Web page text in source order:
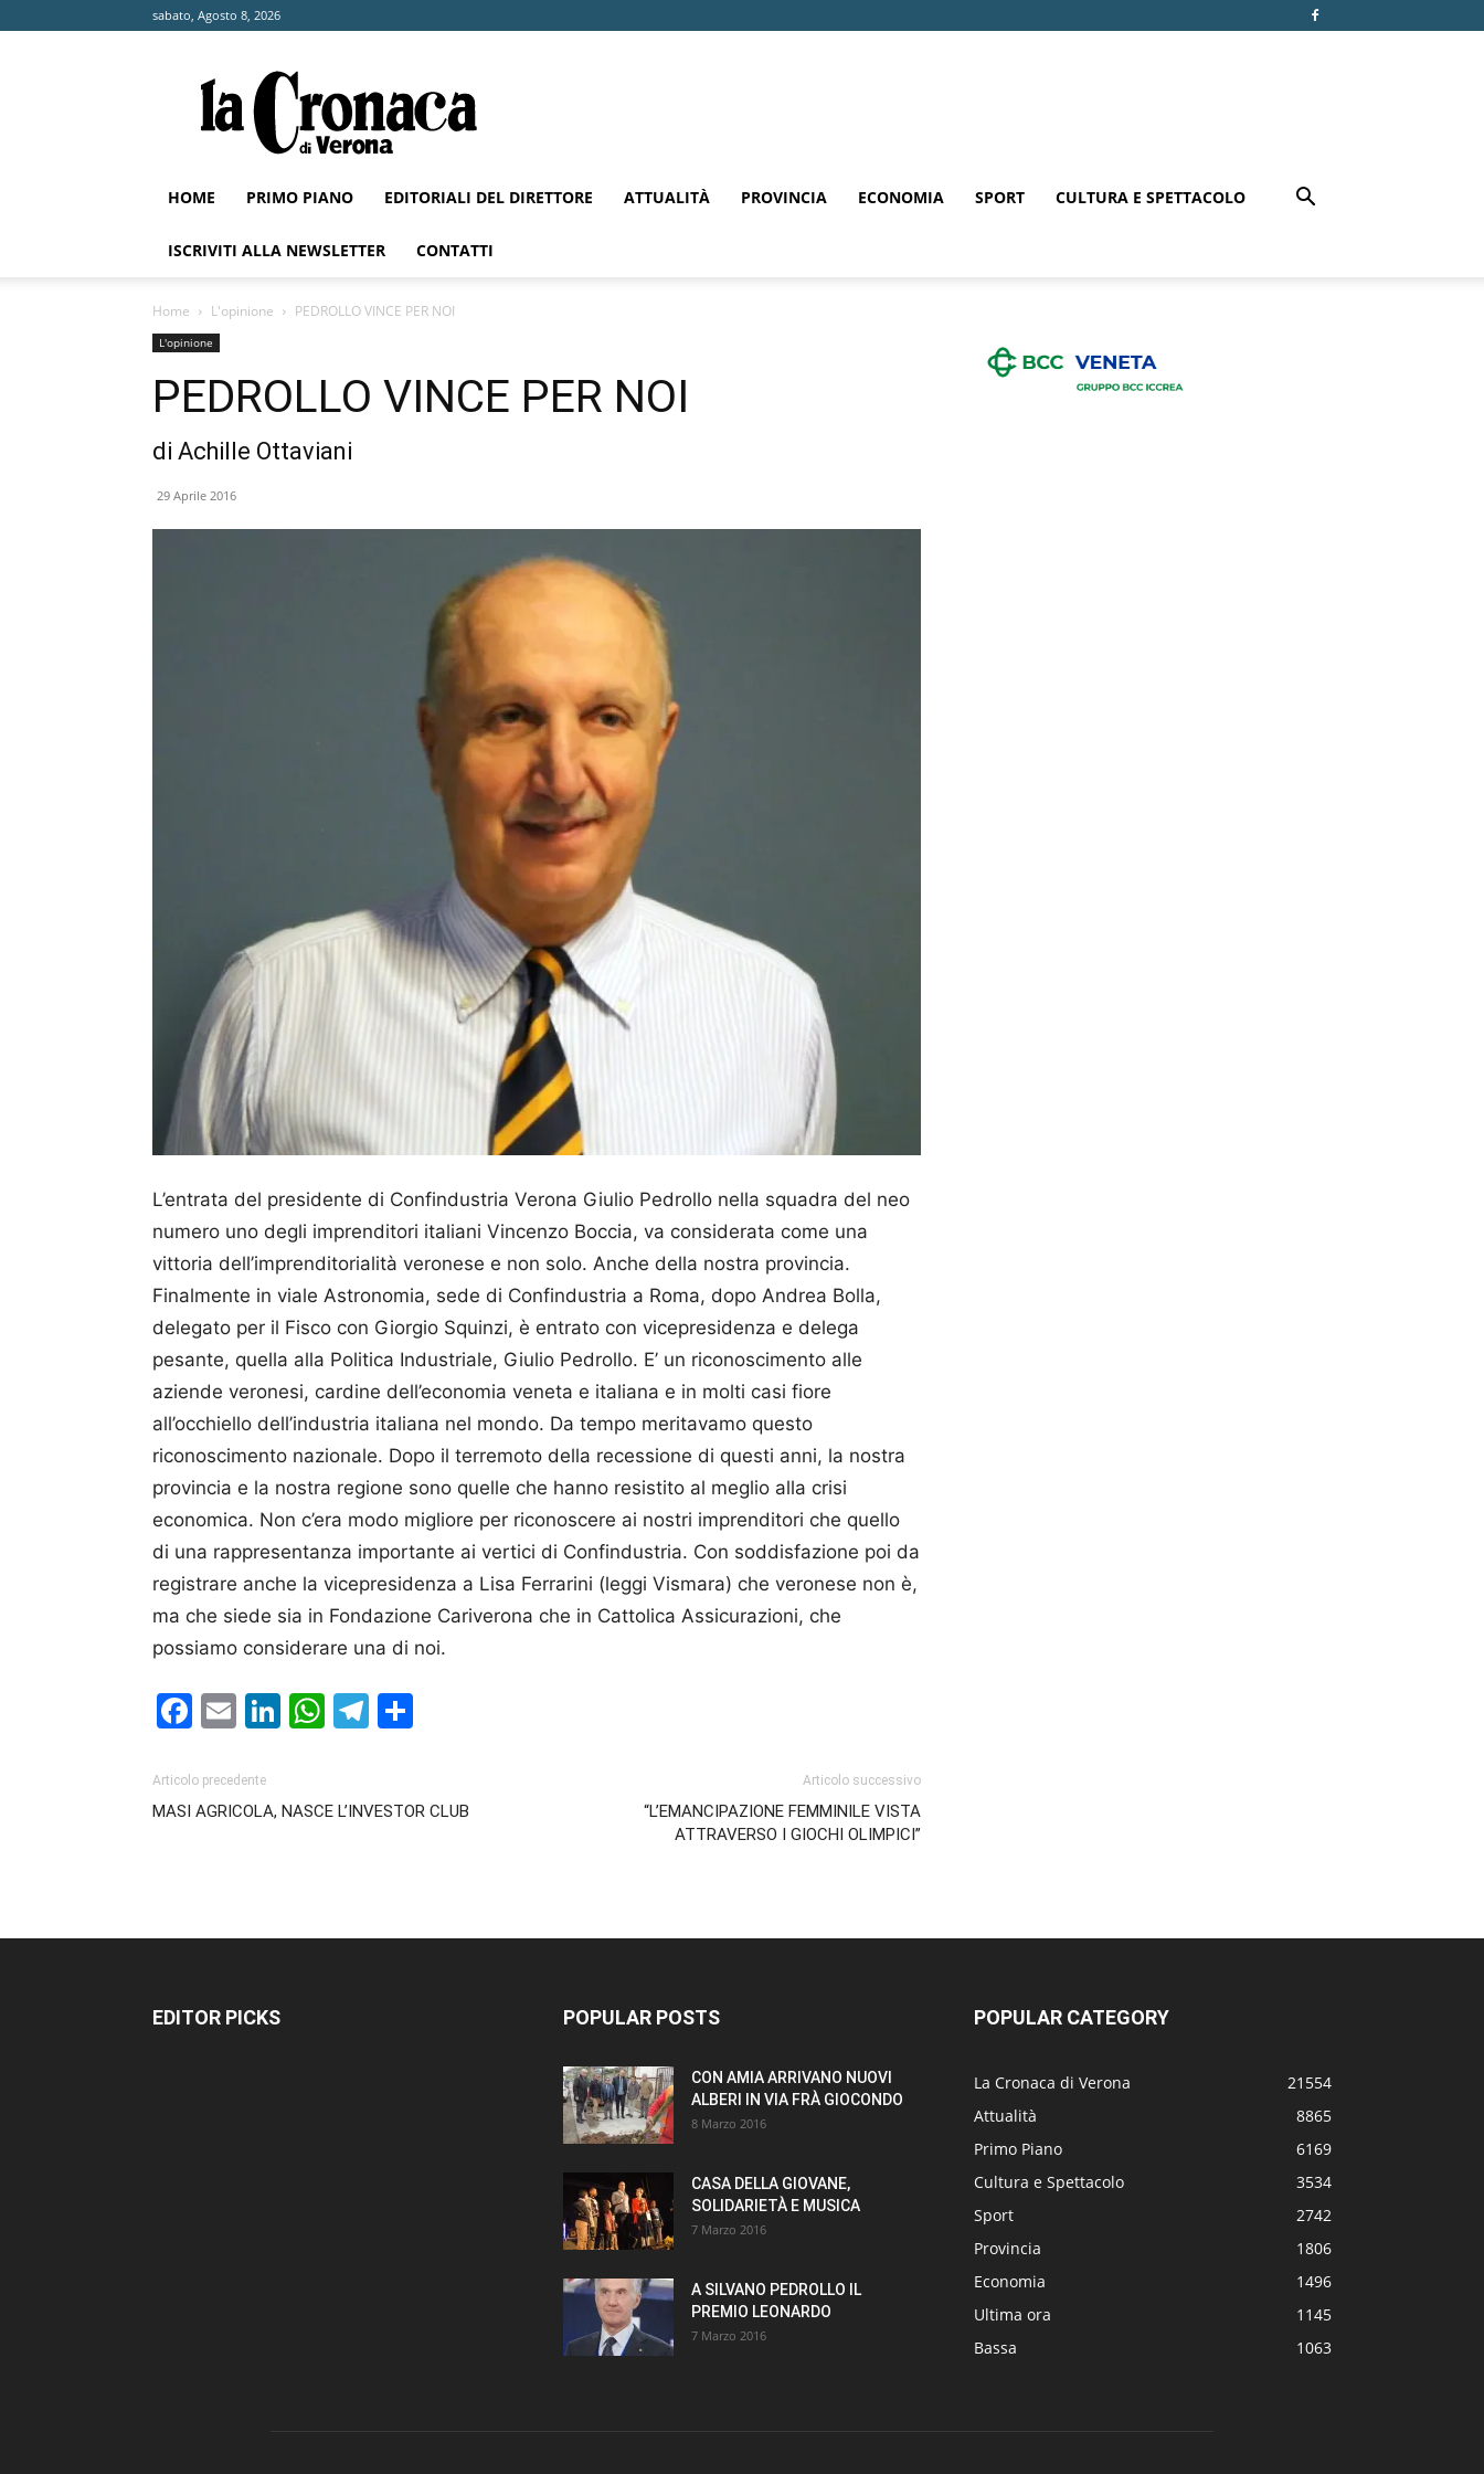
sabato, Agosto 8, 2026
Cronaca
di
Verona
HOME PRIMO PIANO EDITORIALI DEL DIRETTORE ATTUALITÀ PROVINCIA ECONOMIA SPORT CULTURA E SPETTACOLO
ISCRIVITI ALLA NEWSLETTER CONTATTI
Home L'opinione PEDROLLO VINCE PER NOI
L'opinione
PEDROLLO VINCE PER NOI
di Achille Ottaviani
29 Aprile 2016
L’entrata del presidente di Confindustria Verona Giulio Pedrollo nella squadra del neo
numero uno degli imprenditori italiani Vincenzo Boccia, va considerata come una
vittoria dell’imprenditorialità veronese e non solo. Anche della nostra provincia.
Finalmente in viale Astronomia, sede di Confindustria a Roma, dopo Andrea Bolla,
delegato per il Fisco con Giorgio Squinzi, è entrato con vicepresidenza e delega
pesante, quella alla Politica Industriale, Giulio Pedrollo. E’ un riconoscimento alle
aziende veronesi, cardine dell’economia veneta e italiana e in molti casi fiore
all’occhiello dell’industria italiana nel mondo. Da tempo meritavamo questo
riconoscimento nazionale. Dopo il terremoto della recessione di questi anni, la nostra
provincia e la nostra regione sono quelle che hanno resistito al meglio alla crisi
economica. Non c’era modo migliore per riconoscere ai nostri imprenditori che quello
di una rappresentanza importante ai vertici di Confindustria. Con soddisfazione poi da
registrare anche la vicepresidenza a Lisa Ferrarini (leggi Vismara) che veronese non è,
ma che siede sia in Fondazione Cariverona che in Cattolica Assicurazioni, che
possiamo considerare una di noi.
Facebook
EmailLinkedIn
WhatsApp
Telegram
Articolo precedente
MASI AGRICOLA, NASCE L’INVESTOR CLUB
Articolo successivo
“L’EMANCIPAZIONE FEMMINILE VISTA
ATTRAVERSO I GIOCHI OLIMPICI”
EDITOR PICKS POPULAR POSTS
CON AMIA ARRIVANO NUOVI
ALBERI IN VIA FRÀ GIOCONDO
8 Marzo 2016
CASA DELLA GIOVANE,
SOLIDARIETÀ E MUSICA
7 Marzo 2016
A SILVANO PEDROLLO IL
PREMIO LEONARDO
7 Marzo 2016
POPULAR CATEGORY
La Cronaca di Verona
21554
Attualità
8865
Primo Piano
6169
Cultura e Spettacolo
3534
Sport
2742
Provincia
1806
Economia
1496
Ultima ora
1145
Bassa
1063